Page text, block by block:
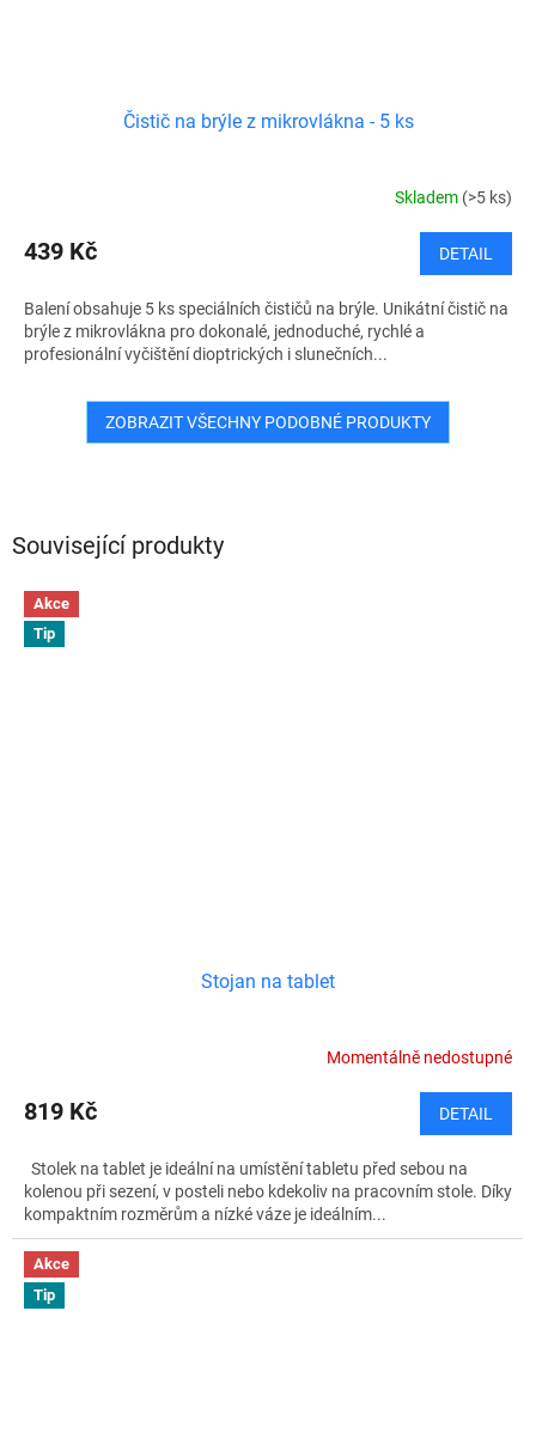
Související produkty
Akce
Tip
Stojan na tablet
Momentálně nedostupné
819 Kč DETAIL
Stolek na tablet je ideální na umístění tabletu před sebou na
kolenou při sezení, v posteli nebo kdekoliv na pracovním stole. Díky
kompaktním rozměrům a nízké váze je ideálním...
Akce
Tip
Čistič na brýle z mikrovlákna - 5 ks
Skladem (>5 ks)
439 Kč DETAIL
Balení obsahuje 5 ks speciálních čističů na brýle. Unikátní čistič na
brýle z mikrovlákna pro dokonalé, jednoduché, rychlé a
profesionální vyčištění dioptrických i slunečních...
ZOBRAZIT VŠECHNY PODOBNÉ PRODUKTY